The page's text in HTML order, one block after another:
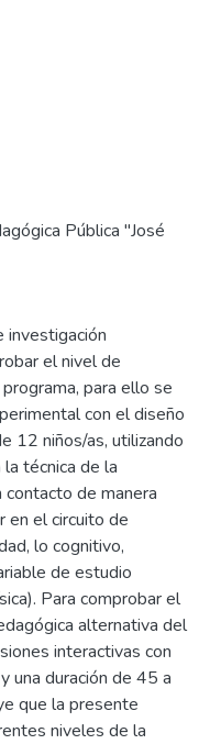
Pública "José
el nivel de
para ello se
con el diseño
12 niños/as, utilizando
técnica de la
de manera
en el circuito de
lo cognitivo,
de estudio
Para comprobar el
alternativa del
interactivas con
una duración de 45 a
que la presente
niveles de la